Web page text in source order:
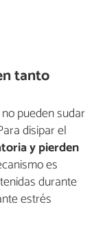
tanto
pueden sudar
disipar el
y pierden
es
durante
estrés